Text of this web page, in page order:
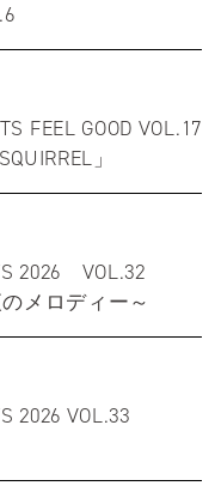
FEEL GOOD VOL.17
」
2026 VOL.32
メロディー～
2026 VOL.33